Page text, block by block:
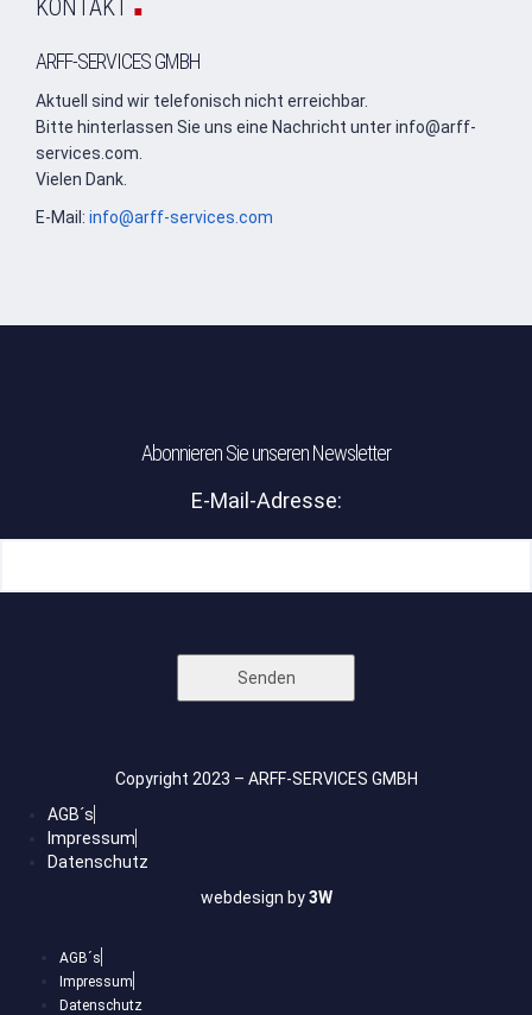
KONTAKT
ARFF-SERVICES GMBH
Aktuell sind wir telefonisch nicht erreichbar.
Bitte hinterlassen Sie uns eine Nachricht unter info@arff-
services.com.
Vielen Dank.
E-Mail: info@arff-services.com
Abonnieren Sie unseren Newsletter
E-Mail-Adresse:
Copyright 2023 – ARFF-SERVICES GMBH
AGB´s
Impressum
Datenschutz
webdesign by3W
AGB´s
Impressum
Datenschutz